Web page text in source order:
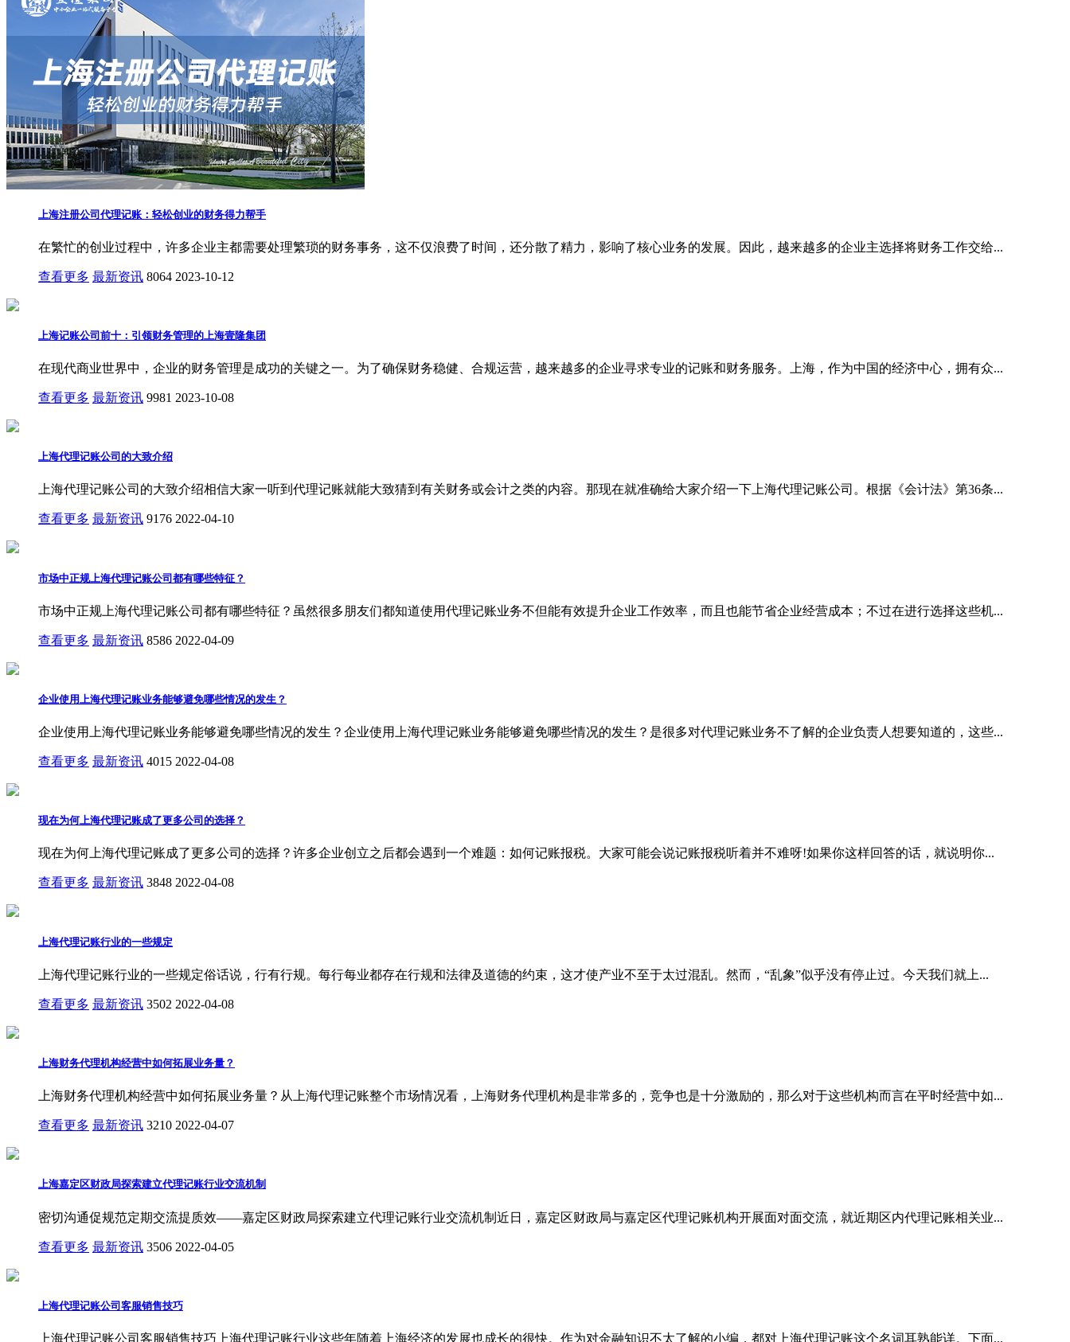
上海注册公司代理记账：轻松创业的财务得力帮手
在繁忙的创业过程中，许多企业主都需要处理繁琐的财务事务，这不仅浪费了时间，还分散了精力，影响了核心业务的发展。因此，越来越多的企业主选择将财务工作交给...
查看更多 最新资讯 8064 2023-10-12
上海记账公司前十：引领财务管理的上海壹隆集团
在现代商业世界中，企业的财务管理是成功的关键之一。为了确保财务稳健、合规运营，越来越多的企业寻求专业的记账和财务服务。上海，作为中国的经济中心，拥有众...
查看更多 最新资讯 9981 2023-10-08
上海代理记账公司的大致介绍
上海代理记账公司的大致介绍相信大家一听到代理记账就能大致猜到有关财务或会计之类的内容。那现在就准确给大家介绍一下上海代理记账公司。根据《会计法》第36条...
查看更多 最新资讯 9176 2022-04-10
市场中正规上海代理记账公司都有哪些特征？
市场中正规上海代理记账公司都有哪些特征？虽然很多朋友们都知道使用代理记账业务不但能有效提升企业工作效率，而且也能节省企业经营成本；不过在进行选择这些机...
查看更多 最新资讯 8586 2022-04-09
企业使用上海代理记账业务能够避免哪些情况的发生？
企业使用上海代理记账业务能够避免哪些情况的发生？企业使用上海代理记账业务能够避免哪些情况的发生？是很多对代理记账业务不了解的企业负责人想要知道的，这些...
查看更多 最新资讯 4015 2022-04-08
现在为何上海代理记账成了更多公司的选择？
现在为何上海代理记账成了更多公司的选择？许多企业创立之后都会遇到一个难题：如何记账报税。大家可能会说记账报税听着并不难呀!如果你这样回答的话，就说明你...
查看更多 最新资讯 3848 2022-04-08
上海代理记账行业的一些规定
上海代理记账行业的一些规定俗话说，行有行规。每行每业都存在行规和法律及道德的约束，这才使产业不至于太过混乱。然而，“乱象”似乎没有停止过。今天我们就上...
查看更多 最新资讯 3502 2022-04-08
上海财务代理机构经营中如何拓展业务量？
上海财务代理机构经营中如何拓展业务量？从上海代理记账整个市场情况看，上海财务代理机构是非常多的，竞争也是十分激励的，那么对于这些机构而言在平时经营中如...
查看更多 最新资讯 3210 2022-04-07
上海嘉定区财政局探索建立代理记账行业交流机制
密切沟通促规范定期交流提质效——嘉定区财政局探索建立代理记账行业交流机制近日，嘉定区财政局与嘉定区代理记账机构开展面对面交流，就近期区内代理记账相关业...
查看更多 最新资讯 3506 2022-04-05
上海代理记账公司客服销售技巧
上海代理记账公司客服销售技巧上海代理记账行业这些年随着上海经济的发展也成长的很快。作为对金融知识不太了解的小编，都对上海代理记账这个名词耳熟能详。下面...